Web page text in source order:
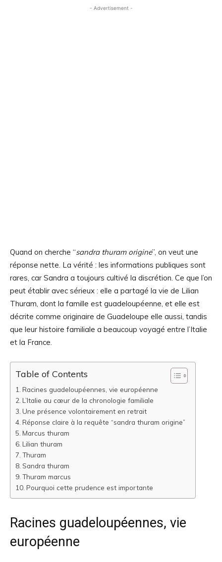
- Advertisement -
Quand on cherche “sandra thuram origine”, on veut une
réponse nette. La vérité : les informations publiques sont
rares, car Sandra a toujours cultivé la discrétion. Ce que l’on
peut établir avec sérieux : elle a partagé la vie de Lilian
Thuram, dont la famille est guadeloupéenne, et elle est
décrite comme originaire de Guadeloupe elle aussi, tandis
que leur histoire familiale a beaucoup voyagé entre l’Italie
et la France.
Table of Contents
Racines guadeloupéennes, vie européenne
L’Italie au cœur de la chronologie familiale
Une présence volontairement en retrait
Réponse claire à la requête “sandra thuram origine”
Marcus thuram
Lilian thuram
Thuram
Sandra thuram
Thuram marcus
Pourquoi cette prudence est importante
Racines guadeloupéennes, vie
européenne